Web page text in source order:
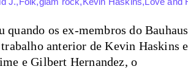
quando os ex-membros do
anterior de Kevin Haskins
e Gilbert Hernandez, o